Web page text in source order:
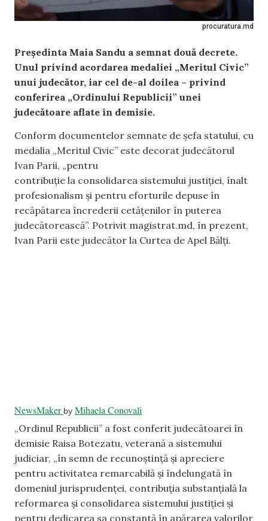
procuratura.md
Președinta Maia Sandu a semnat două decrete.
Unul privind acordarea medaliei „Meritul Civic”
unui judecător, iar cel de-al doilea – privind
conferirea „Ordinului Republicii” unei
judecătoare aflate în demisie.
Conform documentelor semnate de șefa statului, cu
medalia „Meritul Civic” este decorat judecătorul
Ivan Parii, „pentru
contribuție la consolidarea sistemului justiției, înalt
profesionalism și pentru eforturile depuse în
recăpătarea încrederii cetățenilor în puterea
judecătorească”. Potrivit magistrat.md, în prezent,
Ivan Parii este judecător la Curtea de Apel Bălți.
NewsMaker by Mihaela Conovali
„Ordinul Republicii” a fost conferit judecătoarei în
demisie Raisa Botezatu, veterană a sistemului
judiciar, „în semn de recunoștință și apreciere
pentru activitatea remarcabilă și îndelungată în
domeniul jurisprudenței, contribuția substanțială la
reformarea și consolidarea sistemului justiției și
pentru dedicarea sa constantă în apărarea valorilor